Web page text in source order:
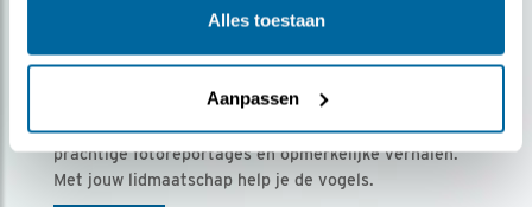
Alles toestaan
Aanpassen
Ontvang 5 x Vogels voor € 36,00 per jaar
Vogels is het tijdschrift voor onze leden, met
prachtige fotoreportages en opmerkelijke verhalen.
Met jouw lidmaatschap help je de vogels.